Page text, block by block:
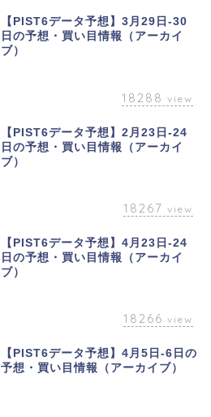
【PIST6データ予想】3月29日-30
日の予想・買い目情報（アーカイ
ブ）
18288 view
【PIST6データ予想】2月23日-24
日の予想・買い目情報（アーカイ
ブ）
18267 view
【PIST6データ予想】4月23日-24
日の予想・買い目情報（アーカイ
ブ）
18266 view
【PIST6データ予想】4月5日-6日の
予想・買い目情報（アーカイブ）